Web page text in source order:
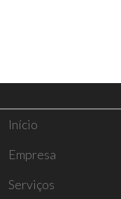
Início
Empresa
Serviços